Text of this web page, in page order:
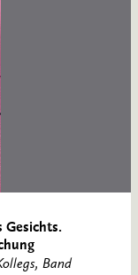
Gesichts.
Band